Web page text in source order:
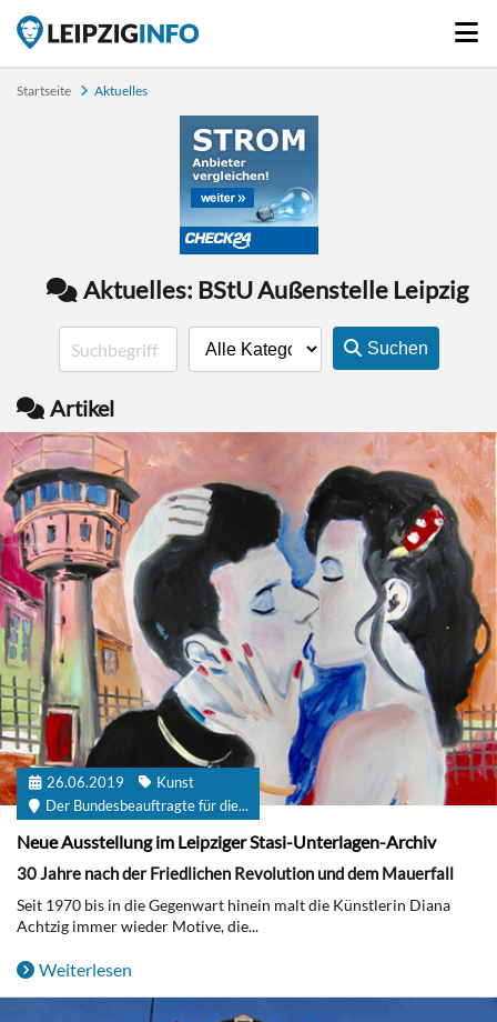
Startseite Aktuelles
Aktuelles: BStU Außenstelle Leipzig
Suchen
Artikel
26.06.2019
Kunst
Der Bundesbeauftragte für die...
Neue Ausstellung im Leipziger Stasi-Unterlagen-Archiv
30 Jahre nach der Friedlichen Revolution und dem Mauerfall
Seit 1970 bis in die Gegenwart hinein malt die Künstlerin Diana
Achtzig immer wieder Motive, die...
Weiterlesen